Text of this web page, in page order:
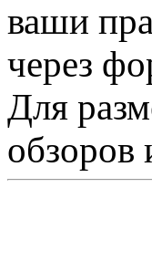
ваши
через
Для
обзоров